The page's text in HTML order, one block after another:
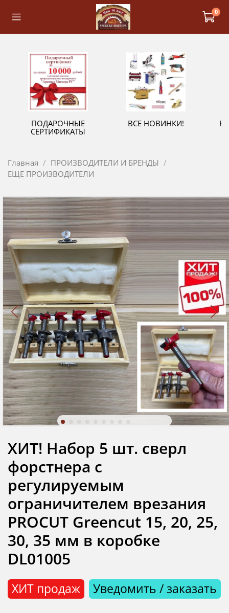
0
ПОДАРОЧНЫЕ
СЕРТИФИКАТЫ
ВСЕ НОВИНКИ!
Главная
ПРОИЗВОДИТЕЛИ И БРЕНДЫ
ЕЩЕ ПРОИЗВОДИТЕЛИ
ХИТ продаж Уведомить / заказать
ХИТ! Набор 5 шт. сверл
форстнера с
регулируемым
ограничителем врезания
PROCUT Greencut 15, 20, 25,
30, 35 мм в коробке
DL01005